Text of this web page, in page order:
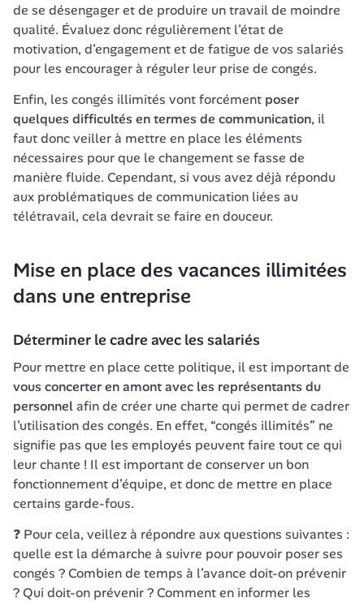
de se désengager et de produire un travail de moindre
qualité. Évaluez donc régulièrement l’état de
motivation, d’engagement et de fatigue de vos salariés
pour les encourager à réguler leur prise de congés.
Enfin, les congés illimités vont forcément poser
quelques difficultés en termes de communication, il
faut donc veiller à mettre en place les éléments
nécessaires pour que le changement se fasse de
manière fluide. Cependant, si vous avez déjà répondu
aux problématiques de communication liées au
télétravail, cela devrait se faire en douceur.
Mise en place des vacances illimitées
dans une entreprise
Déterminer le cadre avec les salariés
vous concerter en amont avec les représentants du
personnel afin de créer une charte qui permet de cadrer
l’utilisation des congés. En effet, “congés illimités” ne
signifie pas que les employés peuvent faire tout ce qui
leur chante ! Il est important de conserver un bon
fonctionnement d’équipe, et donc de mettre en place
certains garde-fous.
❓ Pour cela, veillez à répondre aux questions suivantes :
quelle est la démarche à suivre pour pouvoir poser ses
congés ? Combien de temps à l’avance doit-on prévenir
? Qui doit-on prévenir ? Comment en informer les